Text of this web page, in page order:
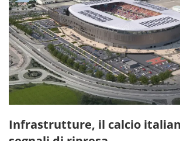
Infrastrutture, il calcio